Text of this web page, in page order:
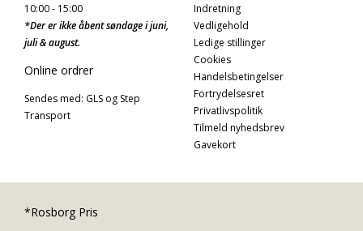
10:00 - 15:00
*Der er ikke åbent søndage i juni,
juli & august.
Online ordrer
Sendes med: GLS og Step
Transport
Indretning
Vedligehold
Ledige stillinger
Cookies
Handelsbetingelser
Fortrydelsesret
Privatlivspolitik
Tilmeld nyhedsbrev
Gavekort
*Rosborg Pris